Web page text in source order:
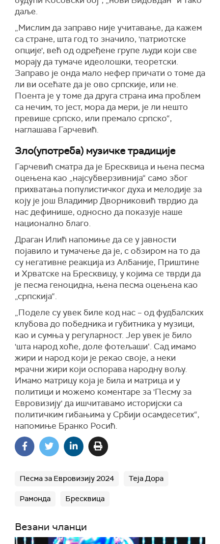
даље.
„Мислим да заправо није учитавање, да кажем
са стране, шта год то значило, 'патриотске
опције', већ од одређене групе људи који све
морају да тумаче идеолошки, теоретски.
Заправо је онда мало нефер причати о томе да
ли ви осећате да је ово српскије, или не.
Поента је у томе да друга страна има проблем
са нечим, то јест, мора да мери, је ли нешто
превише српско, или премало српско“,
наглашава Гарчевић.
Зло(употреба) музичке традиције
Гарчевић сматра да је Бресквица и њена песма
оцењена као „најсубверзивнија“ само због
прихватања популистичког духа и мелодије за
коју је још Владимир Дворниковић тврдио да
нас дефинише, односно да показује наше
национално благо.
Драган Илић напомиње да се у јавности
појавило и тумачење да је, с обзиром на то да
су негативне реакција из Албаније, Приштине
и Хрватске на Бресквицу, у којима се тврди да
је песма геноцидна, њена песма оцењена као
„српскија“.
„Поделе су увек биле код нас – од фудбалских
клубова до победника и губитника у музици,
као и сумња у регуларност. Јер увек је било
'шта народ хоће, доле фотељаши‘. Сад имамо
жири и народ који је рекао своје, а неки
мрачни жири који оспорава народну вољу.
Имамо матрицу која је била и матрица и у
политици и можемо коментаре за 'Песму за
Евровизију' да ишчитавамо историјски са
политичким гибањима у Србији осамдесетих“,
напомиње Бранко Росић.
Песма за Евровизију 2024 Теја Дора
Рамонда Бресквица
Везани чланци